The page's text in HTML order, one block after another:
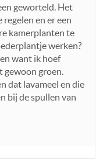
geworteld. Het
regelen en er een
kamerplanten te
werken?
want ik hoef
groen.
dat lavameel en die
bij de spullen van